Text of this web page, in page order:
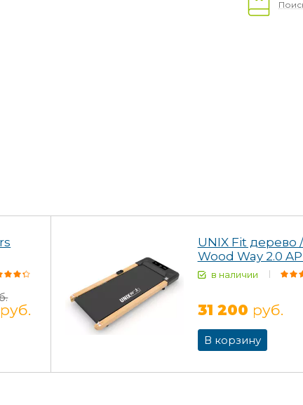
руб.
UNIX Fit дерево /
Wood Way 2.0
в наличии
31 200 руб.
В корзину